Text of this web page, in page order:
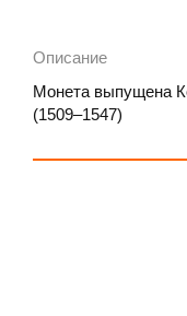
Описание
Монета выпущена
(1509–1547)